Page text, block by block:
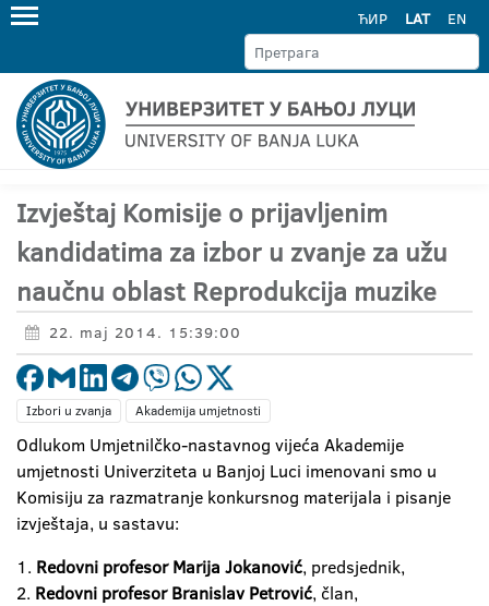
ЋИР LAT EN
Izvještaj Komisije o prijavljenim
kandidatima za izbor u zvanje za užu
naučnu oblast Reprodukcija muzike
22. maj 2014. 15:39:00
Izbori u zvanja Akademija umjetnosti
Odlukom Umjetnilčko-nastavnog vijeća Akademije
umjetnosti Univerziteta u Banjoj Luci imenovani smo u
Komisiju za razmatranje konkursnog materijala i pisanje
izvještaja, u sastavu:
1. Redovni profesor Marija Jokanović, predsjednik,
2. Redovni profesor Branislav Petrović, član,